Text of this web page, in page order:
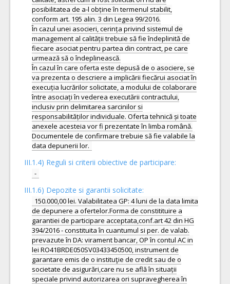
posibilitatea de a-l obține în termenul stabilit,
conform art. 195 alin. 3 din Legea 99/2016.
În cazul unei asocieri, cerința privind sistemul de
management al calității trebuie să fie îndeplinită de
fiecare asociat pentru partea din contract, pe care
urmează să o îndeplinească.
În cazul în care oferta este depusă de o asociere, se
va prezenta o descriere a implicării fiecărui asociat în
execuția lucrărilor solicitate, a modului de colaborare
între asociați în vederea executării contractului,
inclusiv prin delimitarea sarcinilor si
responsabilităților individuale. Oferta tehnică și toate
anexele acesteia vor fi prezentate în limba română.
Documentele de confirmare trebuie să fie valabile la
III.1.4) Reguli si criterii obiective de participare:
-
III.1.6) Depozite si garantii solicitate:
150.000,00 lei. Valabilitatea GP: 4 luni de la data limita
de depunere a ofertelor.Forma de constitituire a
garantiei de participare acceptata,conf.art 42 din HG
394/2016 - constituita în cuantumul si per. de valab.
prevazute în DA: virament bancar, OP în contul AC in
lei RO41BRDE050SV03433450500, instrument de
garantare emis de o instituţie de credit sau de o
societate de asigurări,care nu se află în situații
speciale privind autorizarea ori supravegherea în